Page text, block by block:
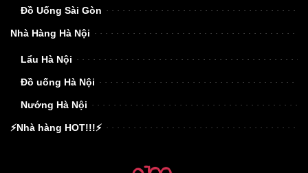
Đồ Uống Sài Gòn
Nhà Hàng Hà Nội
Lẩu Hà Nội
Đồ uống Hà Nội
Nướng Hà Nội
⚡Nhà hàng HOT!!!⚡